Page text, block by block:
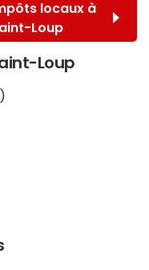
locaux à
Loup
Loup